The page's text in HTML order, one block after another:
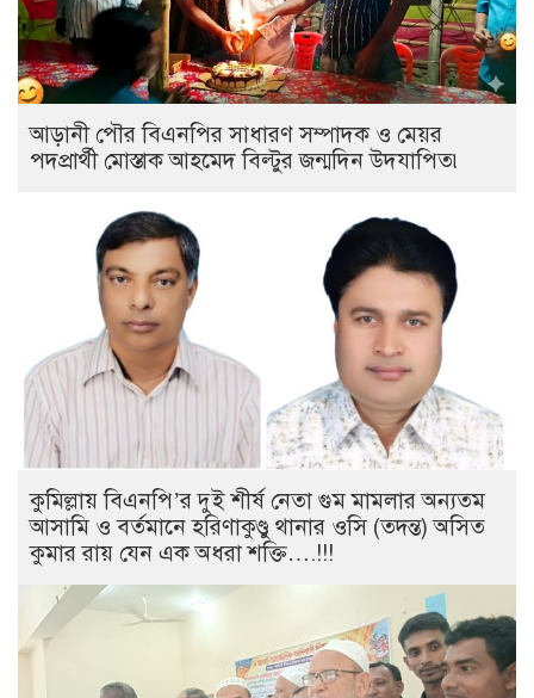
আড়ানী পৌর বিএনপির সাধারণ সম্পাদক ও মেয়র
পদপ্রার্থী মোস্তাক আহমেদ বিল্টুর জন্মদিন উদযাপিত৷
কুমিল্লায় বিএনপি’র দুই শীর্ষ নেতা গুম মামলার অন্যতম
আসামি ও বর্তমানে হরিণাকুণ্ডু থানার ওসি (তদন্ত) অসিত
কুমার রায় যেন এক অধরা শক্তি….!!!